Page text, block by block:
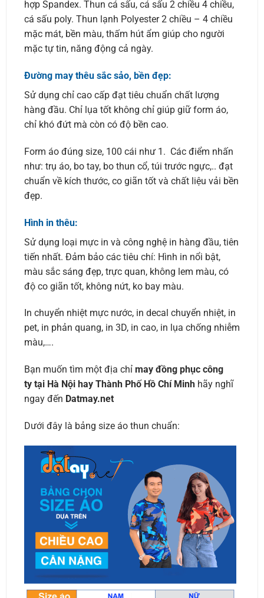
hợp Spandex. Thun cá sấu, cá sấu 2 chiều 4 chiều,
cá sấu poly. Thun lạnh Polyester 2 chiều – 4 chiều
mặc mát, bền màu, thấm hút ẩm giúp cho người
mặc tự tin, năng động cả ngày.
Đường may thêu sắc sảo, bền đẹp:
Sử dụng chỉ cao cấp đạt tiêu chuẩn chất lượng
hàng đầu. Chỉ lụa tốt không chỉ giúp giữ form áo,
chỉ khó đứt mà còn có độ bền cao.
Form áo đúng size, 100 cái như 1. Các điểm nhấn
như: trụ áo, bo tay, bo thun cổ, túi trước ngực,.. đạt
chuẩn về kích thước, co giãn tốt và chất liệu vải bền
đẹp.
Hình in thêu:
Sử dụng loại mực in và công nghệ in hàng đầu, tiên
tiến nhất. Đảm bảo các tiêu chí: Hình in nổi bật,
màu sắc sáng đẹp, trực quan, không lem màu, có
độ co giãn tốt, không nứt, ko bay màu.
In chuyển nhiệt mực nước, in decal chuyển nhiệt, in
pet, in phản quang, in 3D, in cao, in lụa chống nhiễm
màu,….
Bạn muốn tìm một địa chỉ may đồng phục công
ty tại Hà Nội hay Thành Phố Hồ Chí Minhhãy nghĩ
ngay đến Datmay.net
Dưới đây là bảng size áo thun chuẩn: